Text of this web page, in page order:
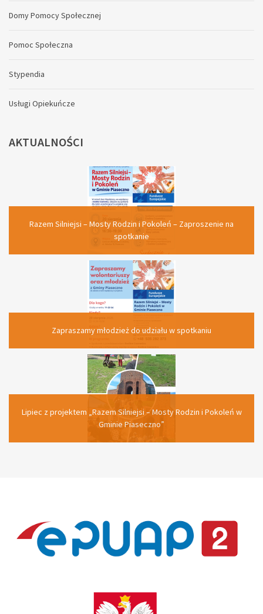
Domy Pomocy Społecznej
Pomoc Społeczna
Stypendia
Usługi Opiekuńcze
AKTUALNOŚCI
Razem Silniejsi – Mosty Rodzin i Pokoleń – Zaproszenie na
spotkanie
Zapraszamy młodzież do udziału w spotkaniu
Lipiec z projektem „Razem Silniejsi – Mosty Rodzin i Pokoleń w
Gminie Piaseczno”